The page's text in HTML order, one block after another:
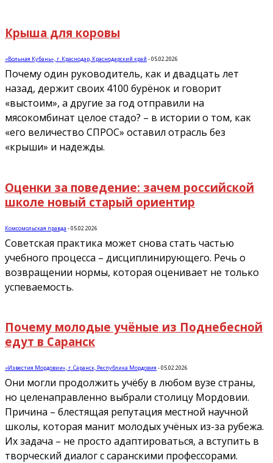
Крыша для коровы
«Вольная Кубань», г. Краснодар, Краснодарский край -05.02.2026
Почему один руководитель, как и двадцать лет
назад, держит своих 4100 бурёнок и говорит
«выстоим», а другие за год отправили на
мясокомбинат целое стадо? – в истории о том, как
«его величество СПРОС» оставил отрасль без
«крыши» и надежды.
Оценки за поведение: зачем российской
школе новый старый ориентир
Комсомольская правда -05.02.2026
Советская практика может снова стать частью
учебного процесса – дисциплинирующего. Речь о
возвращении нормы, которая оценивает не только
успеваемость.
Почему молодые учёные из Поднебесной
едут в Саранск
«Известия Мордовии», г. Саранск, Республика Мордовия -05.02.2026
Они могли продолжить учёбу в любом вузе страны,
но целенаправленно выбрали столицу Мордовии.
Причина – блестящая репутация местной научной
школы, которая манит молодых учёных из-за рубежа.
Их задача – не просто адаптироваться, а вступить в
творческий диалог с саранскими профессорами.